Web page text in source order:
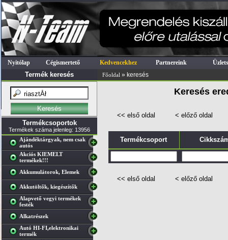
Nyitólap Cégismertető Kedvencekhez Partnereink
Termék keresés Főoldal » keresés
Termékcsoportok
Termékek száma jelenleg: 13956
Ajándéktárgyak, nem csak
autós
Akciós KIEMELT
termékek!!!
Akkumulátorok, Elemek
Akkutöltők, kiegészítők
Alapvető vegyi termékek
festék
Alkatrészek
Autó HI-FI,elektronikai
termék
Keresés
<< első oldal < előző oldal
Termékcsoport
<< első oldal < előző oldal